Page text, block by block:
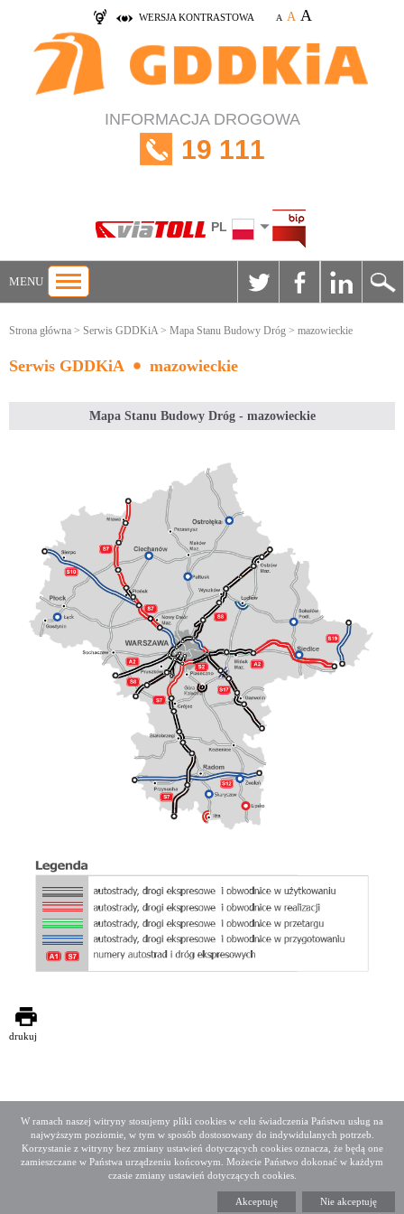
W ramach naszej witryny stosujemy pliki cookies w celu świadczenia Państwu usług na
najwyższym poziomie, w tym w sposób dostosowany do indywidulanych potrzeb.
Korzystanie z witryny bez zmiany ustawień dotyczących cookies oznacza, że będą one
zamieszczane w Państwa urządzeniu końcowym. Możecie Państwo dokonać w każdym
czasie zmiany ustawień dotyczących cookies.
Akceptuję Nie akceptuję
WERSJA KONTRASTOWA A A A
INFORMACJA DROGOWA
19 111
PL
MENU
Strona główna > Serwis GDDKiA> Mapa Stanu Budowy Dróg > mazowieckie
Serwis GDDKiA mazowieckie
Mapa Stanu Budowy Dróg - mazowieckie
drukuj
Deklaracja dostępności
Mapa serwisu
Media społecznościowe
Twitter Facebook Linkedin
Copyright 2015 GDDKiA
ul. Wronia 53, 00-874 Warszawa, Tel +48 22 375 88 88